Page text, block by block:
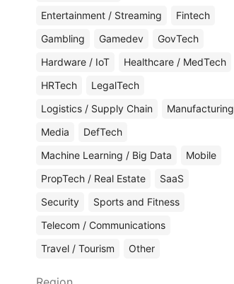
Entertainment / Streaming
Fintech
Gambling
Gamedev
GovTech
Hardware / IoT
Healthcare / MedTech
HRTech
LegalTech
Logistics / Supply Chain
Manufacturing
Media
DefTech
Machine Learning / Big Data
Mobile
PropTech / Real Estate
SaaS
Security
Sports and Fitness
Telecom / Communications
Travel / Tourism
Other